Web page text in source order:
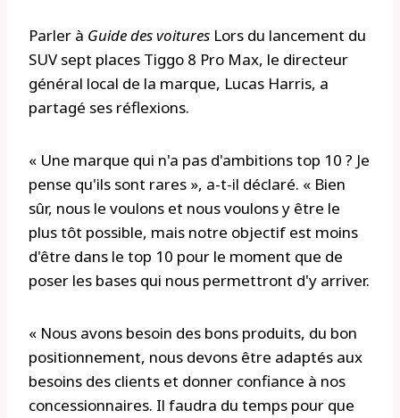
Parler à Guide des voitures Lors du lancement du
SUV sept places Tiggo 8 Pro Max, le directeur
général local de la marque, Lucas Harris, a
partagé ses réflexions.
« Une marque qui n'a pas d'ambitions top 10 ? Je
pense qu'ils sont rares », a-t-il déclaré. « Bien
sûr, nous le voulons et nous voulons y être le
plus tôt possible, mais notre objectif est moins
d'être dans le top 10 pour le moment que de
poser les bases qui nous permettront d'y arriver.
« Nous avons besoin des bons produits, du bon
positionnement, nous devons être adaptés aux
besoins des clients et donner confiance à nos
concessionnaires. Il faudra du temps pour que